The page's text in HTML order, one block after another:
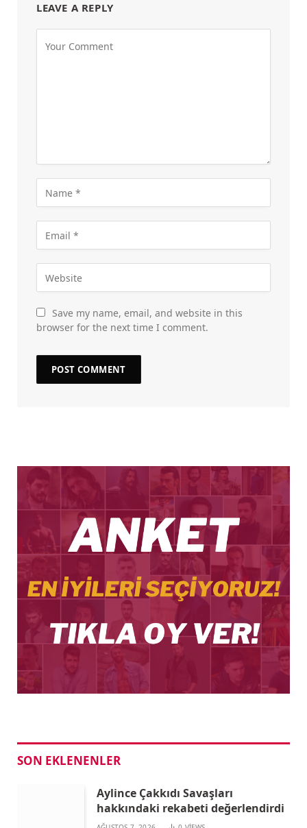
LEAVE A REPLY
Save my name, email, and website in this
browser for the next time I comment.
SON EKLENENLER
Aylince Çakkıdı Savaşları
hakkındaki rekabeti değerlendirdi